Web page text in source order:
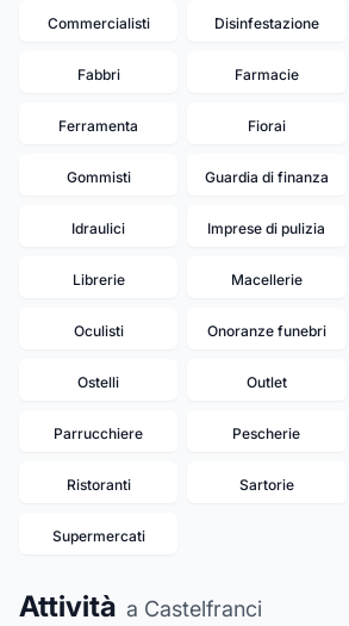
Commercialisti Disinfestazione
Fabbri Farmacie
Ferramenta Fiorai
Gommisti Guardia di finanza
Idraulici Imprese di pulizia
Librerie Macellerie
Oculisti Onoranze funebri
Ostelli Outlet
Parrucchiere Pescherie
Ristoranti Sartorie
Supermercati
Attività a Castelfranci